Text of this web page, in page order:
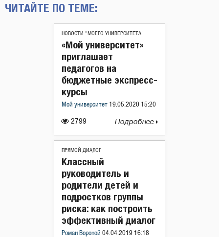
ЧИТАЙТЕ ПО ТЕМЕ:
НОВОСТИ "МОЕГО УНИВЕРСИТЕТА"
2799
«Мой университет»
приглашает
педагогов на
бюджетные экспресс-
курсы
Мой университет 19.05.2020 15:20
Подробнее
ПРЯМОЙ ДИАЛОГ
Классный
руководитель и
родители детей и
подростков группы
риска: как построить
эффективный диалог
Роман Вороной 04.04.2019 16:18